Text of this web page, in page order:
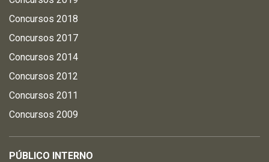
Concursos 2018
Concursos 2017
Concursos 2014
Concursos 2012
Concursos 2011
Concursos 2009
PÚBLICO INTERNO